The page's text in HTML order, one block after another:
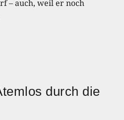
– auch, weil er noch
durch die